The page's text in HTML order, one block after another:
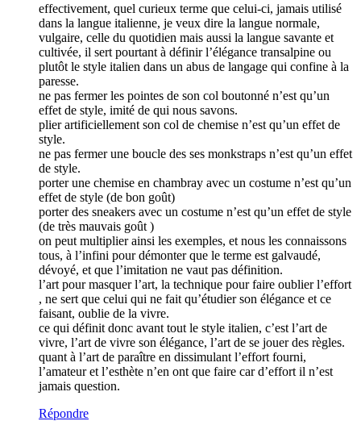
effectivement, quel curieux terme que celui-ci, jamais utilisé
dans la langue italienne, je veux dire la langue normale,
vulgaire, celle du quotidien mais aussi la langue savante et
cultivée, il sert pourtant à définir l’élégance transalpine ou
plutôt le style italien dans un abus de langage qui confine à la
paresse.
ne pas fermer les pointes de son col boutonné n’est qu’un
effet de style, imité de qui nous savons.
plier artificiellement son col de chemise n’est qu’un effet de
style.
ne pas fermer une boucle des ses monkstraps n’est qu’un effet
de style.
porter une chemise en chambray avec un costume n’est qu’un
effet de style (de bon goût)
porter des sneakers avec un costume n’est qu’un effet de style
(de très mauvais goût )
on peut multiplier ainsi les exemples, et nous les connaissons
tous, à l’infini pour démonter que le terme est galvaudé,
dévoyé, et que l’imitation ne vaut pas définition.
l’art pour masquer l’art, la technique pour faire oublier l’effort
, ne sert que celui qui ne fait qu’étudier son élégance et ce
faisant, oublie de la vivre.
ce qui définit donc avant tout le style italien, c’est l’art de
vivre, l’art de vivre son élégance, l’art de se jouer des règles.
quant à l’art de paraître en dissimulant l’effort fourni,
l’amateur et l’esthète n’en ont que faire car d’effort il n’est
jamais question.
Répondre